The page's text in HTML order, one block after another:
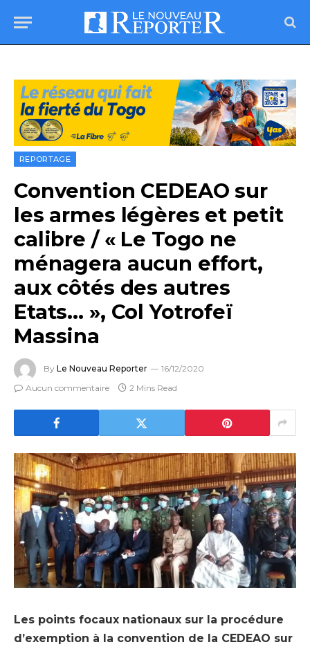
REPORTAGE
Convention CEDEAO sur
les armes légères et petit
calibre / « Le Togo ne
ménagera aucun effort,
aux côtés des autres
Etats… », Col Yotrofeï
Massina
By Le Nouveau Reporter
16/12/2020
Aucun commentaire
2 Mins Read
Les points focaux nationaux sur la procédure
d’exemption à la convention de la CEDEAO sur